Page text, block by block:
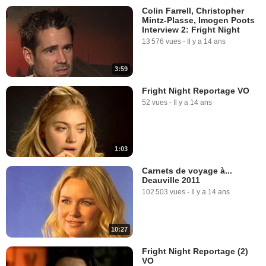
3:59
Colin Farrell, Christopher
Mintz-Plasse, Imogen Poots
Interview 2: Fright Night
13 576 vues - Il y a 14 ans
1:03
Fright Night Reportage VO
52 vues - Il y a 14 ans
10:27
Carnets de voyage à...
Deauville 2011
102 503 vues - Il y a 14 ans
Fright Night Reportage (2)
VO